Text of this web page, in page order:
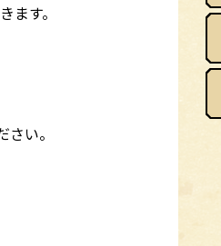
す。
い。